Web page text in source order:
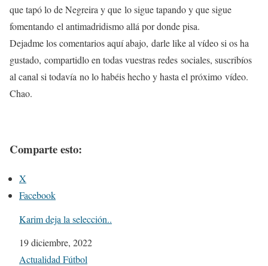
que tapó lo de Negreira y que lo sigue tapando y que sigue
fomentando el antimadridismo allá por donde pisa.
Dejadme los comentarios aquí abajo, darle like al vídeo si os ha
gustado, compartidlo en todas vuestras redes sociales, suscribíos
al canal si todavía no lo habéis hecho y hasta el próximo vídeo.
Chao.
Comparte esto:
X
Facebook
Karim deja la selección..
Fecha
19 diciembre, 2022
Respecto a
Actualidad Fútbol